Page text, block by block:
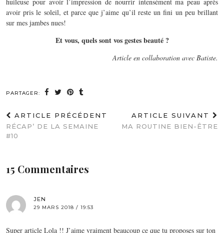
avoir pris le soleil, et parce que j’aime qu’il reste un fini un peu brillant
sur mes jambes nues!
Et vous, quels sont vos gestes beauté ?
Article en collaboration avec Batiste.
PARTAGER:
ARTICLE PRÉCÉDENT
RÉCAP’ DE LA SEMAINE
#10
ARTICLE SUIVANT
MA ROUTINE BIEN-ÊTRE
15 Commentaires
JEN
29 MARS 2018 / 19:53
Super article Lola !! J’aime vraiment beaucoup ce que tu proposes sur ton